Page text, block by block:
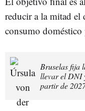
reducir a la mitad el
consumo doméstico
Bruselas fija
llevar el DNI
partir de